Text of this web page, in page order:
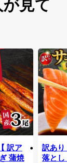
見て
訳ア
蒲焼
訳あり
落とし